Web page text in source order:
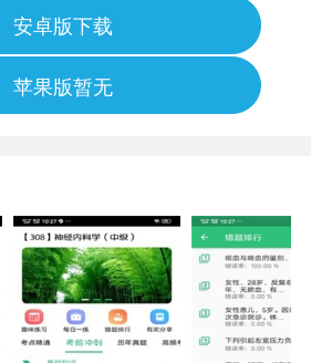
安卓版下载
苹果版暂无